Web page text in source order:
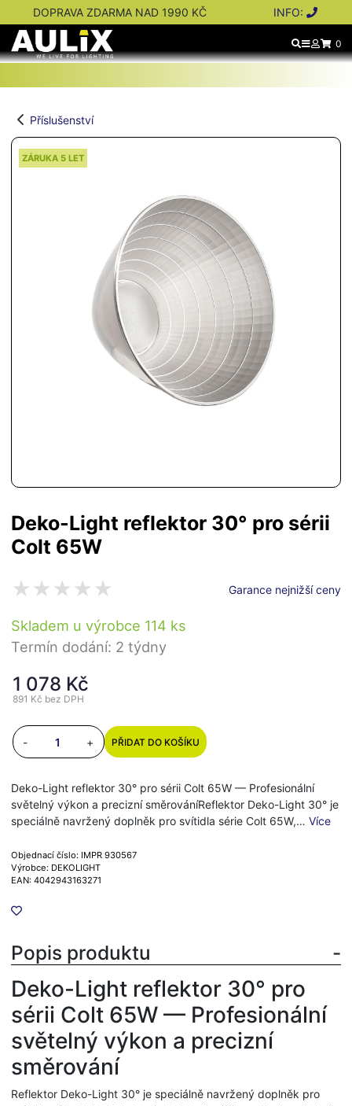
DOPRAVA ZDARMA NAD 1990 KČ INFO:
0
Příslušenství
Deko-Light reflektor 30° pro sérii
Colt 65W
Garance nejnižší ceny
ZÁRUKA 5 LET
Skladem u výrobce 114 ks
Termín dodání: 2 týdny
1 078 Kč
891 Kč bez DPH
- + PŘIDAT DO KOŠÍKU
Deko-Light reflektor 30° pro sérii Colt 65W — Profesionální
světelný výkon a precizní směrováníReflektor Deko-Light 30° je
speciálně navržený doplněk pro svítidla série Colt 65W,… Více
Objednací číslo: IMPR 930567
Výrobce: DEKOLIGHT
EAN: 4042943163271
Popis produktu
Deko-Light reflektor 30° pro
sérii Colt 65W — Profesionální
světelný výkon a precizní
směrování
Reflektor Deko-Light 30° je speciálně navržený doplněk pro